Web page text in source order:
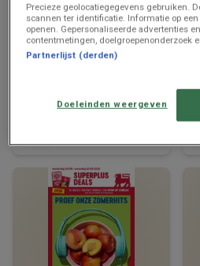
ZOJUIST TOEGEVOEGD
AD Delhaize
met 12/8
Precieze geolocatiegegevens gebruiken.
scannen ter identificatie. Informatie op
openen. Gepersonaliseerde advertenties
contentmetingen, doelgroepenonderzoek
Partnerlijst (derden)
Doeleinden weergeven